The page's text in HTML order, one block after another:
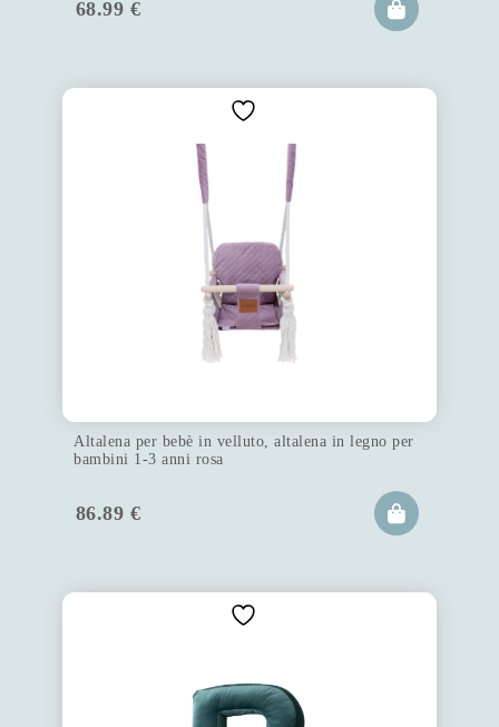
68.99 €
Altalena per bebè in velluto, altalena in legno per
bambini 1-3 anni rosa
86.89 €